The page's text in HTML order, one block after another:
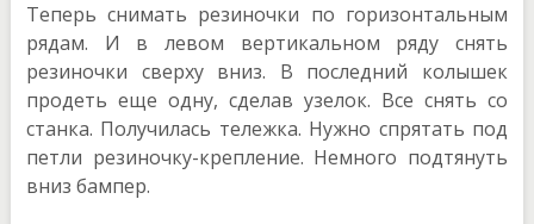
Теперь снимать резиночки по горизонтальным
рядам. И в левом вертикальном ряду снять
резиночки сверху вниз. В последний колышек
продеть еще одну, сделав узелок. Все снять со
станка. Получилась тележка. Нужно спрятать под
петли резиночку-крепление. Немного подтянуть
вниз бампер.